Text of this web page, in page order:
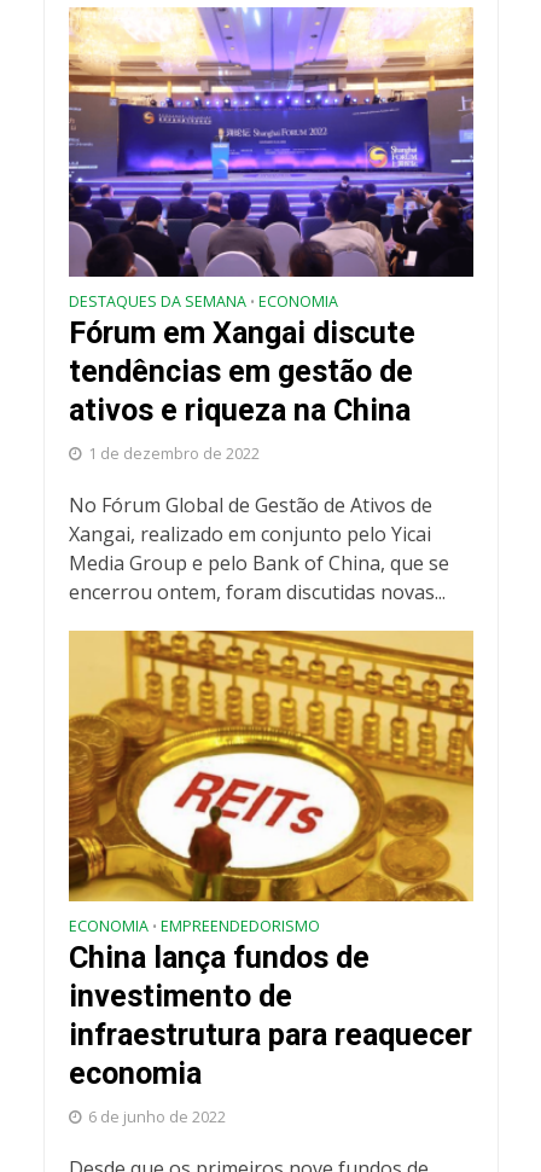
DESTAQUES DA SEMANA • ECONOMIA
Fórum em Xangai discute
tendências em gestão de
ativos e riqueza na China
1 de dezembro de 2022
No Fórum Global de Gestão de Ativos de
Xangai, realizado em conjunto pelo Yicai
Media Group e pelo Bank of China, que se
encerrou ontem, foram discutidas novas...
ECONOMIA • EMPREENDEDORISMO
China lança fundos de
investimento de
infraestrutura para reaquecer
economia
6 de junho de 2022